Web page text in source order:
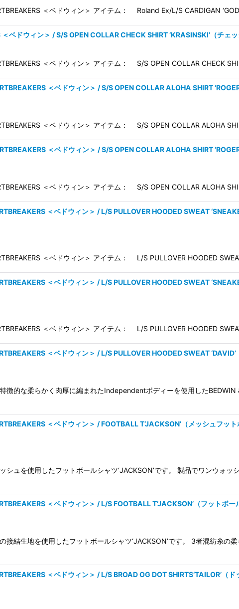
＜ベドウィン＞ アイテム： Roland Ex/L/S CARDIGAN
ベドウィン＞ / S/S OPEN COLLAR CHECK SHIRT ‘KRASINSKI’（チェ
＜ベドウィン＞ アイテム： S/S OPEN COLLAR CHECK
＜ベドウィン＞ / S/S OPEN COLLAR ALOHA SHIRT
＜ベドウィン＞ アイテム： S/S OPEN COLLAR ALOHA
＜ベドウィン＞ / S/S OPEN COLLAR ALOHA SHIRT
＜ベドウィン＞ アイテム： S/S OPEN COLLAR ALOHA
＜ベドウィン＞ / L/S PULLOVER HOODED SWEAT
＜ベドウィン＞ アイテム： L/S PULLOVER HOODED
＜ベドウィン＞ / L/S PULLOVER HOODED SWEAT
＜ベドウィン＞ アイテム： L/S PULLOVER HOODED
＜ベドウィン＞ / L/S PULLOVER HOODED SWEAT
徴的な柔らかく肉厚に編まれたIndependentボディーを使用したBEDWIN
＜ベドウィン＞ / FOOTBALL T‘JACKSON’（メッシュフッ
シュを使用したフットボールシャツ‘JACKSON’です。 製品でワンウォッ
＜ベドウィン＞ / L/S FOOTBALL T‘JACKSON’（フットボ
接結生地を使用したフットボールシャツ‘JACKSON’です。 3者混紡糸の
＜ベドウィン＞ / L/S BROAD OG DOT SHIRTS‘TAILOR’（